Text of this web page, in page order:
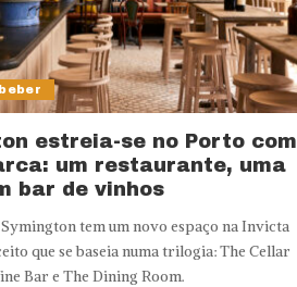
estreia-se no Porto com
um restaurante, uma
bar de vinhos
tem um novo espaço na Invicta
que se baseia numa trilogia: The Cellar
Bar e The Dining Room.